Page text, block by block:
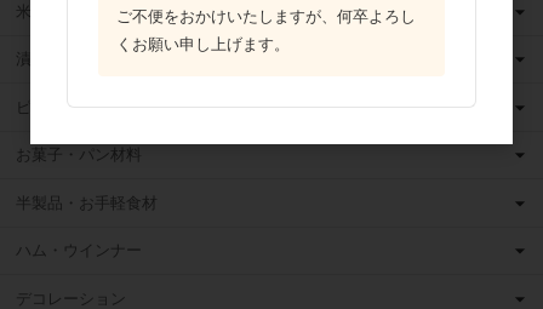
米粉
漬け込みフルーツ
ピューレ・ペースト
お菓子・パン材料
半製品・お手軽食材
ハム・ウインナー
デコレーション
ご不便をおかけいたしますが、何卒よろし
くお願い申し上げます。